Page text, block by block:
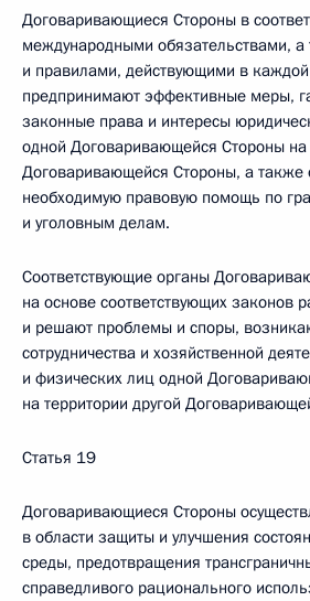
Договаривающиеся Стороны в
международными обязательствами,
и правилами, действующими в
предпринимают эффективные меры,
законные права и интересы
одной Договаривающейся Стороны на
Договаривающейся Стороны, а также
необходимую правовую помощь по
и уголовным делам.
Соответствующие органы
на основе соответствующих законов
и решают проблемы и споры,
сотрудничества и хозяйственной
и физических лиц одной
на территории другой
Статья 19
Договаривающиеся Стороны
в области защиты и улучшения
среды, предотвращения
справедливого рационального